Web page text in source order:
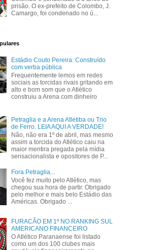
prisão. O ex-prefeito de Colombo, J.
Camargo, foi condenado no ú...
Estádio Couto Pereira: Construído
com verba pública
Frequentemente lemos em redes
sociais as torcidas rivais gritando em
alto e bom som que o Atlético
construiu a Arena com dinheiro
Petraglia e a Arena Atletiba ou Trio
de Ferro. LEIA AQUI A VERDADE!
Não, não era 1º de abril, mas mesmo
assim a torcida do Atlético caiu na
maior mentira pregada pela mídia
sensacionalista e opositores de P...
Fora Petraglia...
Você fez muito pelo Atlético, mas
chegou sua hora de partir. Obrigado
pelo melhor e mais belo Estádio das
Américas. Obrigado ...
FURACÃO EM 1º NO RANKING SUL
AMERICANO FINANCEIRO
O Atlético Paranaense foi listado
como um dos 100 clubes mais